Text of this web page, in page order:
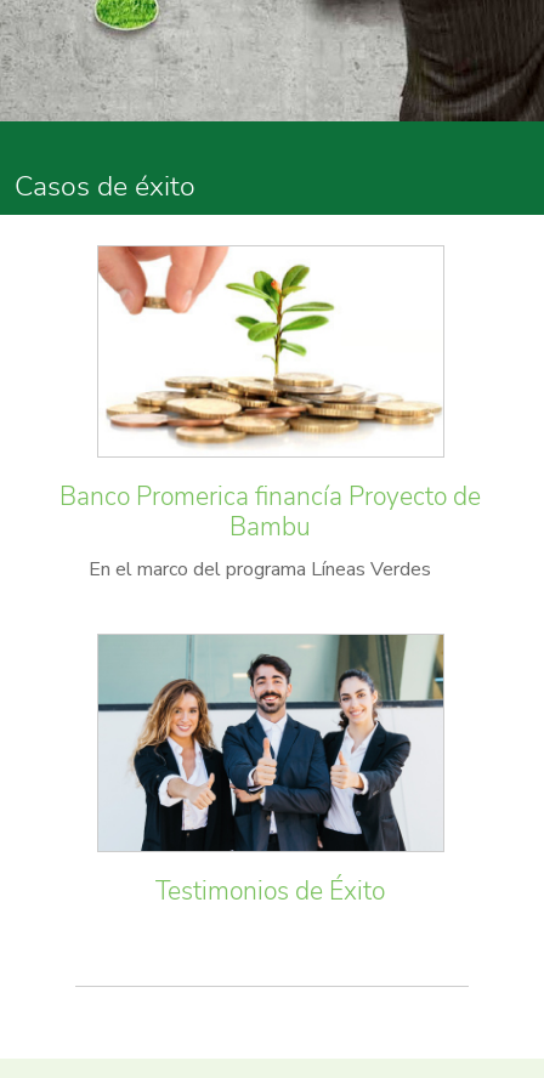
Casos de éxito
Banco Promerica financía Proyecto de
Bambu
En el marco del programa Líneas Verdes
Testimonios de Éxito